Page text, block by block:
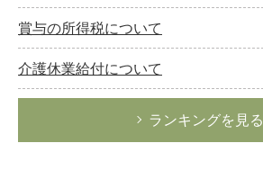
賞与の所得税について
介護休業給付について
ランキングを見る